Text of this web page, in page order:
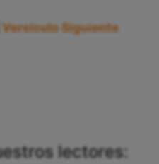
Versículo Siguiente
lectores: